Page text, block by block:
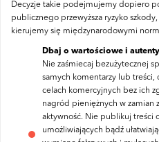
Decyzje takie podejmujemy dopiero
publicznego przewyższa ryzyko
kierujemy się międzynarodowymi
Dbaj o wartościowe i
Nie zaśmiecaj bezużytecznej
samych komentarzy lub treści,
celach komercyjnych bez ich
nagród pieniężnych w zamian
aktywność. Nie publikuj treści
umożliwiających bądź